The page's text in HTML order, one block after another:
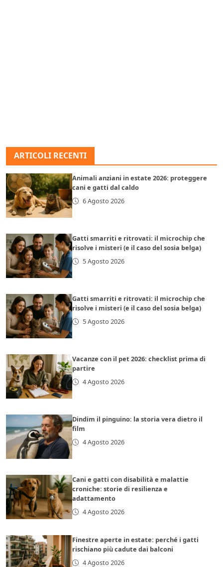
ARTICOLI RECENTI
Animali anziani in estate 2026: proteggere
cani e gatti dal caldo
6 Agosto 2026
Gatti smarriti e ritrovati: il microchip che
risolve i misteri (e il caso del sosia belga)
5 Agosto 2026
Gatti smarriti e ritrovati: il microchip che
risolve i misteri (e il caso del sosia belga)
5 Agosto 2026
Vacanze con il pet 2026: checklist prima di
partire
4 Agosto 2026
Dindim il pinguino: la storia vera dietro il
film
4 Agosto 2026
Cani e gatti con disabilità e malattie
croniche: storie di resilienza e
adattamento
4 Agosto 2026
Finestre aperte in estate: perché i gatti
rischiano più cadute dai balconi
4 Agosto 2026